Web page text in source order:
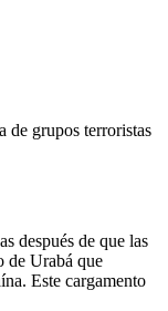
de grupos terroristas
después de que las
de Urabá que
Este cargamento